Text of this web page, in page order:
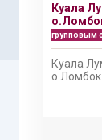
Куала
групповым
Куала
о.Ломбок